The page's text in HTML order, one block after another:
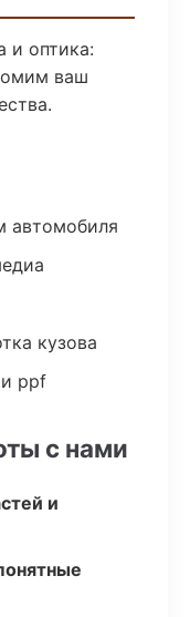
и оптика:
ваш
автомобиля
кузова
ppf
с нами
и